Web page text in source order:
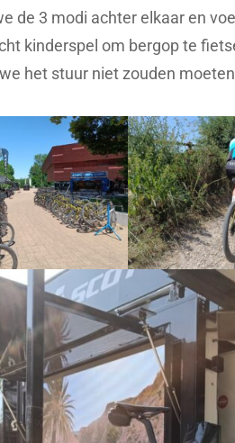
de 3 modi achter elkaar en
kinderspel om bergop te
het stuur niet zouden